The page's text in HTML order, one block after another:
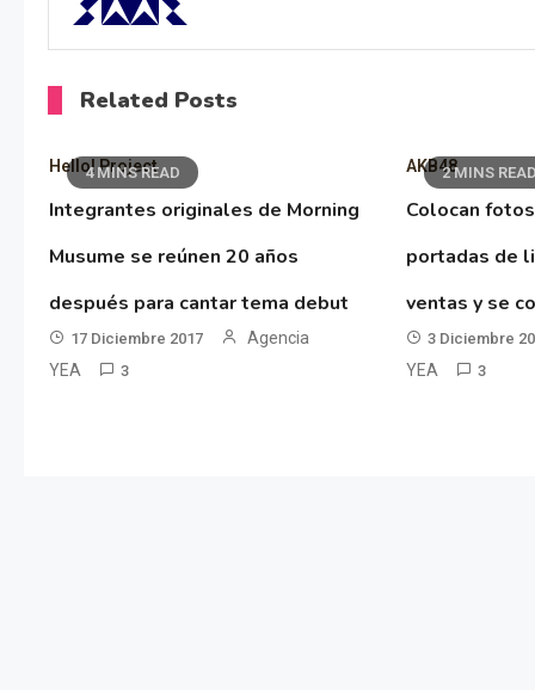
Related Posts
4 MINS READ
Hello! Project
Integrantes originales de Morning
Musume se reúnen 20 años
después para cantar tema debut
17 Diciembre 2017
Agencia
YEA
3
2 MINS READ
AKB48
Colocan
portadas de
ventas y se
3 Diciembre
YEA
3